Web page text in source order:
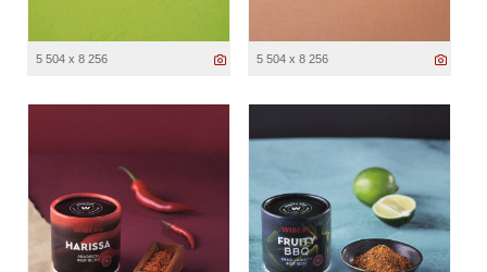
5 504 x 8 256 5 504 x 8 256